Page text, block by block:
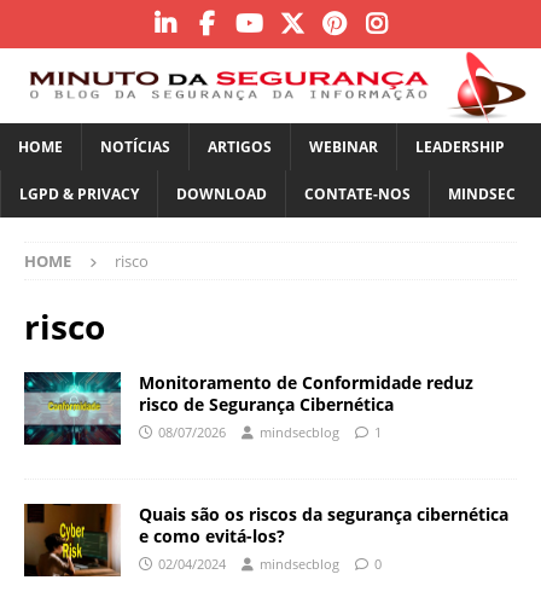
HOME NOTÍCIAS ARTIGOS WEBINAR LEADERSHIP
LGPD & PRIVACY DOWNLOAD CONTATE-NOS MINDSEC
HOME risco
risco
Monitoramento de Conformidade reduz
risco de Segurança Cibernética
08/07/2026 mindsecblog 1
Quais são os riscos da segurança cibernética
e como evitá-los?
02/04/2024 mindsecblog 0